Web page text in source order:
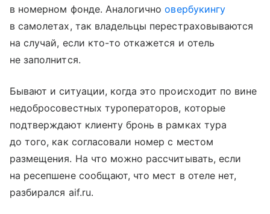
в номерном фонде. Аналогичноовербукингу
в самолетах, так владельцы перестраховываются
на случай, если кто-то откажется и отель
не заполнится.
Бывают и ситуации, когда это происходит по вине
недобросовестных туроператоров, которые
подтверждают клиенту бронь в рамках тура
до того, как согласовали номер с местом
размещения. На что можно рассчитывать, если
на ресепшене сообщают, что мест в отеле нет,
разбирался aif.ru.